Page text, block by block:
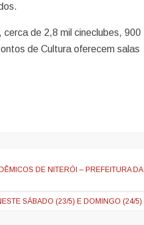
de 2,8 mil cineclubes, 900
de Cultura oferecem salas
DE NITERÓI – PREFEITURA DA
SÁBADO (23/5) E DOMINGO (24/5)